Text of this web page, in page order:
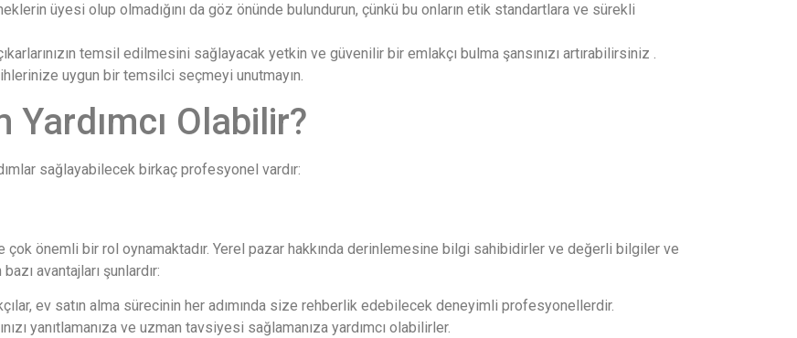
üyesi olup olmadığını da göz önünde bulundurun, çünkü bu onların etik standartlara ve sürekli
temsil edilmesini sağlayacak yetkin ve güvenilir bir emlakçı bulma şansınızı artırabilirsiniz .
uygun bir temsilci seçmeyi unutmayın.
Olabilir?
sağlayabilecek birkaç profesyonel vardır:
çok önemli bir rol oynamaktadır. Yerel pazar hakkında derinlemesine bilgi sahibidirler ve değerli bilgiler ve
avantajları şunlardır:
ev satın alma sürecinin her adımında size rehberlik edebilecek deneyimli profesyonellerdir.
yanıtlamanıza ve uzman tavsiyesi sağlamanıza yardımcı olabilirler.